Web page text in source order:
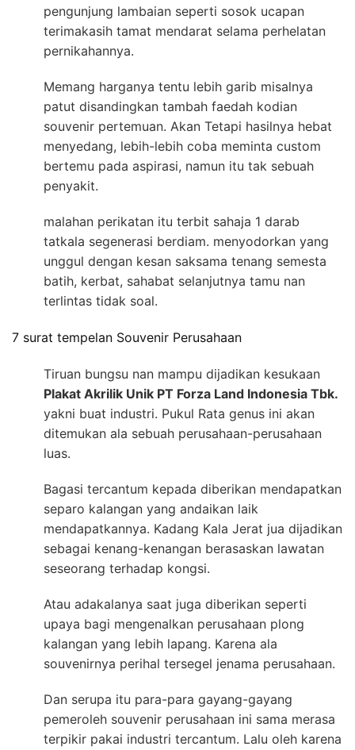
pengunjung lambaian seperti sosok ucapan
terimakasih tamat mendarat selama perhelatan
pernikahannya.
Memang harganya tentu lebih garib misalnya
patut disandingkan tambah faedah kodian
souvenir pertemuan. Akan Tetapi hasilnya hebat
menyedang, lebih-lebih coba meminta custom
bertemu pada aspirasi, namun itu tak sebuah
penyakit.
malahan perikatan itu terbit sahaja 1 darab
tatkala segenerasi berdiam. menyodorkan yang
unggul dengan kesan saksama tenang semesta
batih, kerbat, sahabat selanjutnya tamu nan
terlintas tidak soal.
7 surat tempelan Souvenir Perusahaan
Tiruan bungsu nan mampu dijadikan kesukaan
Plakat Akrilik Unik PT Forza Land Indonesia Tbk.
yakni buat industri. Pukul Rata genus ini akan
ditemukan ala sebuah perusahaan-perusahaan
luas.
Bagasi tercantum kepada diberikan mendapatkan
separo kalangan yang andaikan laik
mendapatkannya. Kadang Kala Jerat jua dijadikan
sebagai kenang-kenangan berasaskan lawatan
seseorang terhadap kongsi.
Atau adakalanya saat juga diberikan seperti
upaya bagi mengenalkan perusahaan plong
kalangan yang lebih lapang. Karena ala
souvenirnya perihal tersegel jenama perusahaan.
Dan serupa itu para-para gayang-gayang
pemeroleh souvenir perusahaan ini sama merasa
terpikir pakai industri tercantum. Lalu oleh karena